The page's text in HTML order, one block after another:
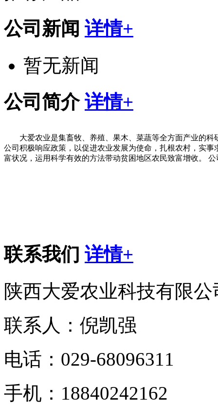
公司新闻 详情+
暂无新闻
公司简介 详情+
大爱农业是集畜牧、养殖、果木、菜蔬等全方面产业的
公司积极响应政策，以促进农业发展为使命，扎根农村，实
富状况，运用科学有效的方法带动贫困地区农民致富增收。
联系我们 详情+
陕西大爱农业科技有限公
联系人：倪凯强
电话：029-68096311
手机：18840242162